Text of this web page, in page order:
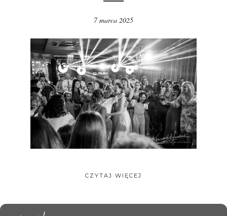
7 marca 2025
CZYTAJ WIĘCEJ